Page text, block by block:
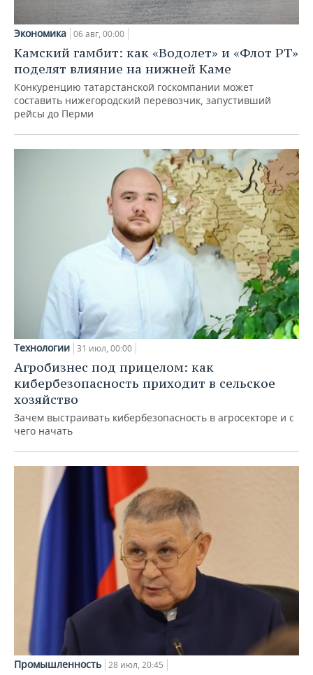
Экономика 06 авг, 00:00
Камский гамбит: как «Водолет» и «Флот РТ»
поделят влияние на нижней Каме
Конкуренцию татарстанской госкомпании может
составить нижегородский перевозчик, запустивший
рейсы до Перми
Технологии 31 июл, 00:00
Агробизнес под прицелом: как
кибербезопасность приходит в сельское
хозяйство
Зачем выстраивать кибербезопасность в агросекторе и с
чего начать
Промышленность 28 июл, 20:45